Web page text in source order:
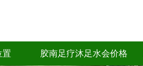
置 胶南足疗沐足水会价格